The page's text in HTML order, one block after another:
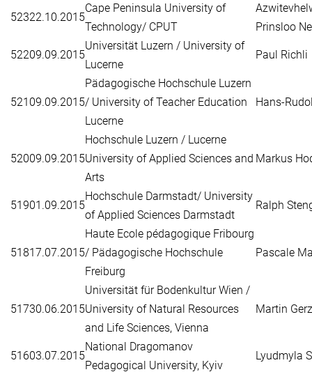
52322.10.2015
Cape Peninsula University of
Technology/ CPUT
Prinsloo
52209.09.2015
Universität Luzern / University of
Lucerne
Paul Richli
521 09.09.2015
Pädagogische Hochschule Luzern
/ University of Teacher Education
Lucerne
Hans-
52009.09.2015
Hochschule Luzern / Lucerne
University of Applied Sciences and
Arts
Markus
51901.09.2015
Hochschule Darmstadt/ University
of Applied Sciences Darmstadt
Ralph
51817.07.2015
Haute Ecole pédagogique Fribourg
/ Pädagogische Hochschule
Freiburg
Pascale
51730.06.2015
Universität für Bodenkultur Wien /
University of Natural Resources
and Life Sciences, Vienna
Martin
51603.07.2015
National Dragomanov
Pedagogical University, Kyiv
Lyudmyla